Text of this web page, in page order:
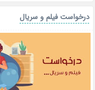
درخواست فیلم و سریال